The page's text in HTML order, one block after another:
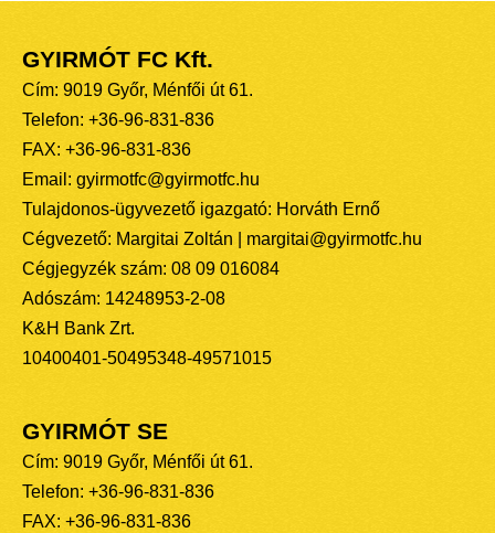
GYIRMÓT FC Kft.
Cím: 9019 Győr, Ménfői út 61.
Telefon: +36-96-831-836
FAX: +36-96-831-836
Email: gyirmotfc@gyirmotfc.hu
Tulajdonos-ügyvezető igazgató: Horváth Ernő
Cégvezető: Margitai Zoltán | margitai@gyirmotfc.hu
Cégjegyzék szám: 08 09 016084
Adószám: 14248953-2-08
K&H Bank Zrt.
10400401-50495348-49571015
GYIRMÓT SE
Cím: 9019 Győr, Ménfői út 61.
Telefon: +36-96-831-836
FAX: +36-96-831-836